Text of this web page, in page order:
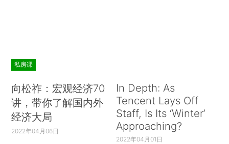
私房课
向松祚：宏观经济70
讲，带你了解国内外
经济大局
2022年04月06日
In Depth: As
Tencent Lays Off
Staff, Is Its ‘Winter’
Approaching?
2022年04月01日